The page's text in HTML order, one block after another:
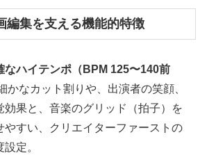
編集を支える機能的特徴
なハイテンポ（BPM 125〜140前
かなカット割りや、出演者の笑顔、
効果と、音楽のグリッド（拍子）を
やすい、クリエイターファーストの
定。